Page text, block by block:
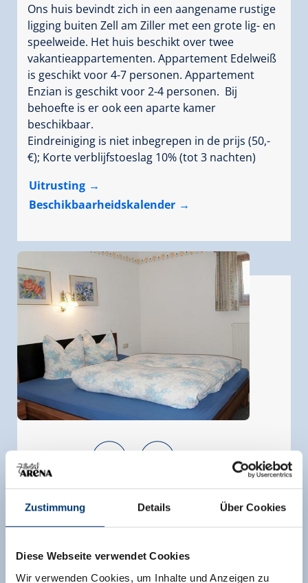
Zustimmung Details Über Cookies
Diese Webseite verwendet Cookies
Wir verwenden Cookies, um Inhalte und Anzeigen zu
Ons huis bevindt zich in een aangename rustige
ligging buiten Zell am Ziller met een grote lig- en
speelweide. Het huis beschikt over twee
vakantieappartementen. Appartement Edelweiß
is geschikt voor 4-7 personen. Appartement
Enzian is geschikt voor 2-4 personen. Bij
behoefte is er ook een aparte kamer
beschikbaar.
Eindreiniging is niet inbegrepen in de prijs (50,-
€); Korte verblijfstoeslag 10% (tot 3 nachten)
Uitrusting
Beschikbaarheidskalender
Appartement "Enzian", douche, WC, 1 slaapkamer
grootte van de kamer:30 m² |Opdrachten:2 -
Het vakantie-appartement beschikt over